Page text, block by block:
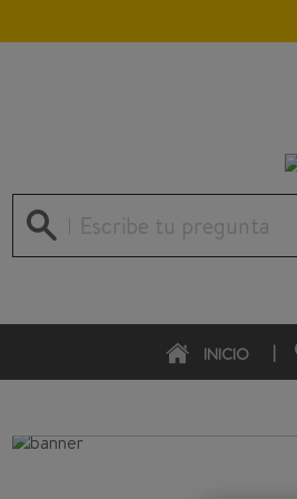
INICIO
Escribe tu pregunta